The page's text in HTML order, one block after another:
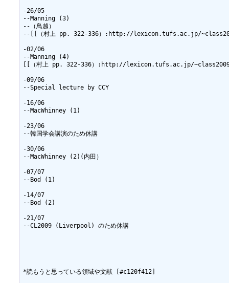
-26/05
--Manning (3)
--（鳥越）
--[[（村上 pp. 322-336）:http://lexicon.tufs.ac.jp/
-02/06
--Manning (4)
[[（村上 pp. 322-336）:http://lexicon.tufs.ac.jp/
-09/06
--Special lecture by CCY
-16/06
--MacWhinney (1)
-23/06
--韓国学会講演のため休講
-30/06
--MacWhinney (2)(内田）
-07/07
--Bod (1)
-14/07
--Bod (2)
-21/07
--CL2009 (Liverpool) のため休講
*読もうと思っている領域や文献 [#c120f412]